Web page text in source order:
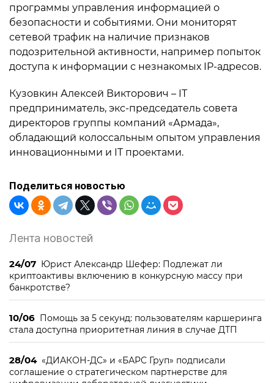
программы управления информацией о
безопасности и событиями. Они мониторят
сетевой трафик на наличие признаков
подозрительной активности, например попыток
доступа к информации с незнакомых IP-адресов.
Кузовкин Алексей Викторович – IT
предприниматель, экс-председатель совета
директоров группы компаний «Армада»,
обладающий колоссальным опытом управления
инновационными и IT проектами.
Поделиться новостью
Лента новостей
24/07 Юрист Александр Шефер: Подлежат ли
криптоактивы включению в конкурсную массу при
банкротстве?
10/06 Помощь за 5 секунд: пользователям каршеринга
стала доступна приоритетная линия в случае ДТП
28/04 «ДИАКОН-ДС» и «БАРС Груп» подписали
соглашение о стратегическом партнерстве для